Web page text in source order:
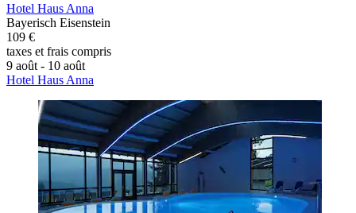
Hotel Haus Anna
Bayerisch Eisenstein
109 €
taxes et frais compris
9 août - 10 août
Hotel Haus Anna